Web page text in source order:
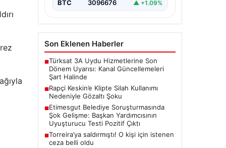
BTC 3096676 ▲ +1.09%
Son Eklenen Haberler
■Türksat 3A Uydu Hizmetlerine Son
Dönem Uyarısı: Kanal Güncellemeleri
Şart Halinde
■Rapçi Keskin’e Klipte Silah Kullanımı
Nedeniyle Gözaltı Şoku
■Etimesgut Belediye Soruşturmasında
Şok Gelişme: Başkan Yardımcısının
Uyuşturucu Testi Pozitif Çıktı
■Torreira’ya saldırmıştı! O kişi için istenen
ceza belli oldu